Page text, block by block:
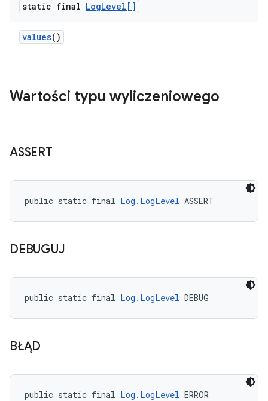
static final LogLevel[]
values()
Wartości typu wyliczeniowego
ASSERT
public static final Log.LogLevel ASSERT
DEBUGUJ
public static final Log.LogLevel DEBUG
BŁĄD
public static final Log.LogLevel ERROR